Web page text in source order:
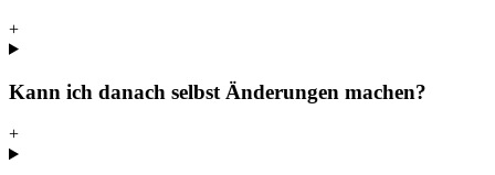
+
Kann ich danach selbst Änderungen machen?
+